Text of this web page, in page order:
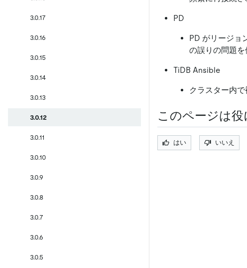
3.0.17
3.0.16
3.0.15
3.0.14
3.0.13
3.0.12
3.0.11
3.0.10
3.0.9
3.0.8
3.0.7
3.0.6
3.0.5
PD
PD がリージョ
の誤りの問題を
TiDB Ansible
クラスター内
このページは
はい いいえ